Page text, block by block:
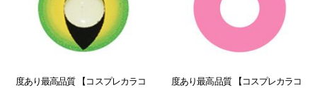
度あり最高品質 【コスプレカラコ
度あり最高品質 【コスプレカラコ